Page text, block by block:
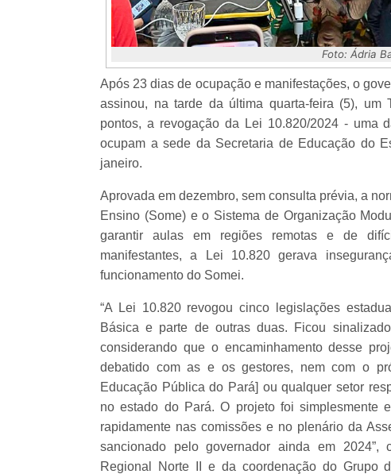
Foto: Ádria
Após 23 dias de ocupação e manifestações, o
assinou, na tarde da última quarta-feira (5), um
pontos, a revogação da Lei 10.820/2024 - uma
ocupam a sede da Secretaria de Educação do
janeiro.
Aprovada em dezembro, sem consulta prévia, a
Ensino (Some) e o Sistema de Organização
garantir aulas em regiões remotas e de
manifestantes, a Lei 10.820 gerava
funcionamento do Somei.
“A Lei 10.820 revogou cinco legislações
Básica e parte de outras duas. Ficou
considerando que o encaminhamento desse
debatido com as e os gestores, nem com o
Educação Pública do Pará] ou qualquer setor
no estado do Pará. O projeto foi simplesmente
rapidamente nas comissões e no plenário da
sancionado pelo governador ainda em 2024”,
Regional Norte II e da coordenação do Grupo